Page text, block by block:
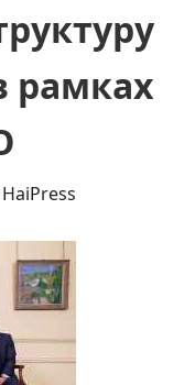
рамках
HaiPress